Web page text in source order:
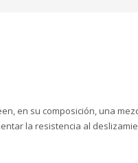
en su composición, una
la resistencia al